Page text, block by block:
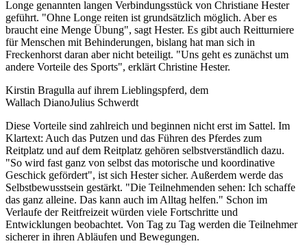
Longe genannten langen Verbindungsstück von Christiane Hester
geführt. "Ohne Longe reiten ist grundsätzlich möglich. Aber es
braucht eine Menge Übung", sagt Hester. Es gibt auch Reitturniere
für Menschen mit Behinderungen, bislang hat man sich in
Freckenhorst daran aber nicht beteiligt. "Uns geht es zunächst um
andere Vorteile des Sports", erklärt Christine Hester.
Kirstin Bragulla auf ihrem Lieblingspferd, dem
Wallach DianoJulius Schwerdt
Diese Vorteile sind zahlreich und beginnen nicht erst im Sattel. Im
Klartext: Auch das Putzen und das Führen des Pferdes zum
Reitplatz und auf dem Reitplatz gehören selbstverständlich dazu.
"So wird fast ganz von selbst das motorische und koordinative
Geschick gefördert", ist sich Hester sicher. Außerdem werde das
Selbstbewusstsein gestärkt. "Die Teilnehmenden sehen: Ich schaffe
das ganz alleine. Das kann auch im Alltag helfen." Schon im
Verlaufe der Reitfreizeit würden viele Fortschritte und
Entwicklungen beobachtet. Von Tag zu Tag werden die Teilnehmer
sicherer in ihren Abläufen und Bewegungen.